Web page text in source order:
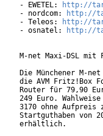
- EWETEL:
http://
- nordcom:
http://
- Teleos:
http://
- osnatel:
http://
M-net Maxi-DSL mit
Die Münchener M-
die AVM Fritz!Box
Router für 79,90
249 Euro.
3170 ohne Aufpreis
Startguthaben von
erhältlich.